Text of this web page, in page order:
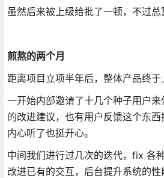
虽然后来被上级给批了一顿，不过总
煎熬的两个月
距离项目立项半年后，整体产品终于
一开始内部邀请了十几个种子用户
的改进建议，也有用户反馈这个东
内心听了也挺开心。
中间我们进行过几次的迭代，fix 各
改进已有的交互，后台提升系统的性